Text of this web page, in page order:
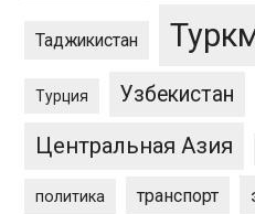
Таджикистан
Турция Узбекистан
Центральная Азия
политика транспорт